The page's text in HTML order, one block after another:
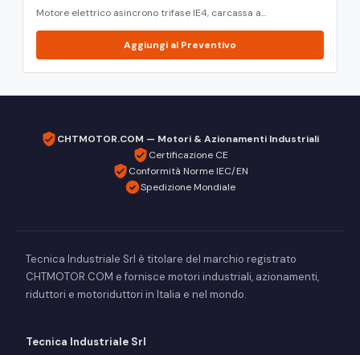
Motore elettrico asincrono trifase IE4, carcassa a...
Aggiungi al Preventivo
CHTMOTOR.COM — Motori & Azionamenti Industriali
Certificazione CE
Conformità Norme IEC/EN
Spedizione Mondiale
Tecnica Industriale Srl è titolare del marchio registrato
CHTMOTOR.COM e fornisce motori industriali, azionamenti,
riduttori e motoriduttori in Italia e nel mondo.
Tecnica Industriale Srl